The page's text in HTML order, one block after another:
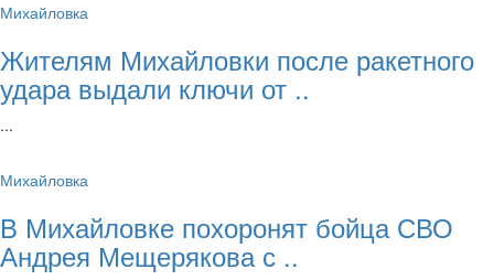
Михайловка
Жителям Михайловки после ракетного
удара выдали ключи от ..
...
Михайловка
В Михайловке похоронят бойца СВО
Андрея Мещерякова с ..